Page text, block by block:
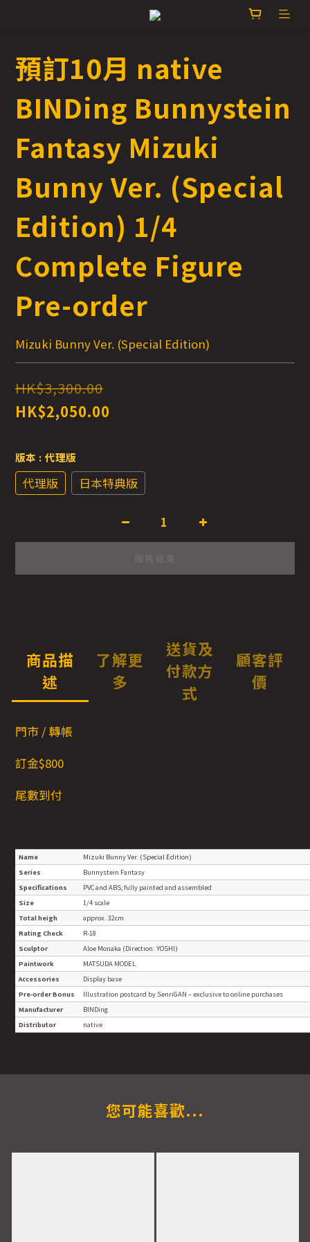
預訂10月 native
BINDing Bunnystein
Fantasy Mizuki
Bunny Ver. (Special
Edition) 1/4
Complete Figure
Pre-order
Mizuki Bunny Ver. (Special Edition)
HK$3,300.00
HK$2,050.00
版本 : 代理版
代理版 日本特典版
商品描
述
了解更
多
送貨及
付款方
式
顧客評
價
門市 / 轉帳
訂金$800
尾數到付
Name
Mizuki Bunny Ver. (Special Edition)
Series
Bunnystein Fantasy
Specifications
PVC and ABS; fully painted and assembled
Size
1/4 scale
Total heigh
approx. 32cm
Rating Check
R-18
Sculptor
Aloe Monaka (Direction: YOSHI)
Paintwork
MATSUDA MODEL
Accessories
Display base
Pre-order Bonus
Illustration postcard by SenriGAN – exclusive to online purchases
Manufacturer
BINDing
Distributor
native
您可能喜歡...